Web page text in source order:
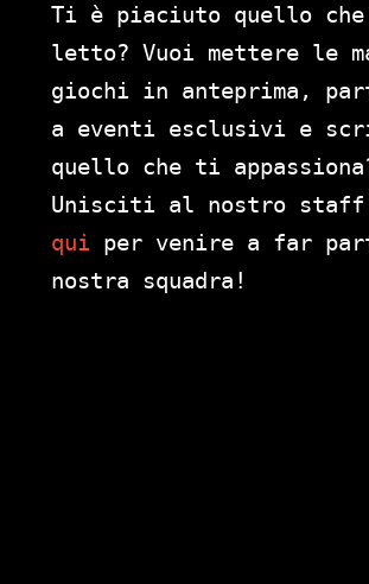
Ti è piaciuto quello
letto? Vuoi mettere le
giochi in anteprima,
a eventi esclusivi e
quello che ti
Unisciti al nostro
qui per venire a far
nostra squadra!